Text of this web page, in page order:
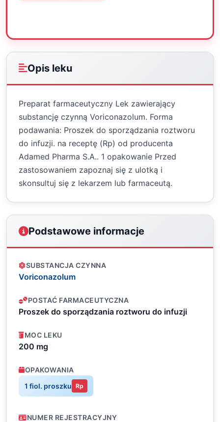
Opis leku
Preparat farmaceutyczny Lek zawierający
substancję czynną Voriconazolum. Forma
podawania: Proszek do sporządzania roztworu
do infuzji. na receptę (Rp) od producenta
Adamed Pharma S.A.. 1 opakowanie Przed
zastosowaniem zapoznaj się z ulotką i
skonsultuj się z lekarzem lub farmaceutą.
Podstawowe informacje
SUBSTANCJA CZYNNA
Voriconazolum
POSTAĆ FARMACEUTYCZNA
Proszek do sporządzania roztworu do infuzji
MOC LEKU
200 mg
OPAKOWANIA
1 fiol. proszku Rp
NUMER REJESTRACYJNY